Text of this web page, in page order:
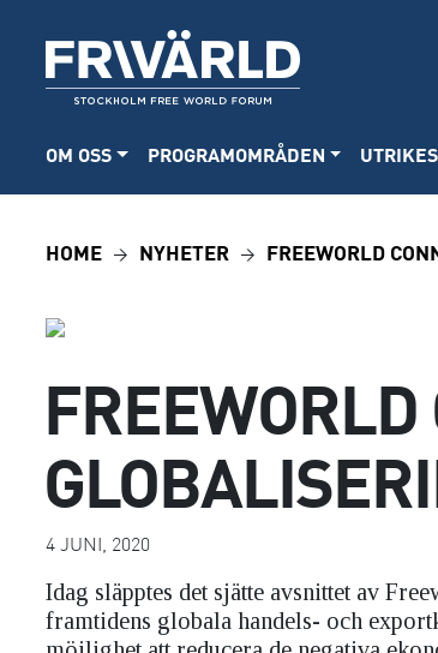
OM OSS PROGRAMOMRÅDEN
HOME NYHETER FREEWORLD
FREEWORLD
4 JUNI, 2020
Idag släpptes det sjätte avsnittet av
framtidens globala handels- och